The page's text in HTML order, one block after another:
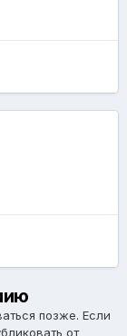
позже. Если
от